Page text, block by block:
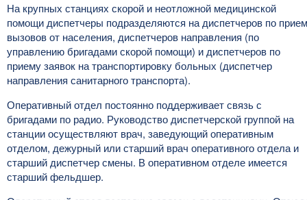
На крупных станциях скорой и неотложной медицинской
помощи диспетчеры подразделяются на диспетчеров по
вызовов от населения, диспетчеров направления (по
управлению бригадами скорой помощи) и диспетчеров по
приему заявок на транспортировку больных (диспетчер
направления санитарного транспорта).
Оперативный отдел постоянно поддерживает связь с
бригадами по радио. Руководство диспетчерской группой на
станции осуществляют врач, заведующий оперативным
отделом, дежурный или старший врач оперативного отдела и
старший диспетчер смены. В оперативном отделе имеется
старший фельдшер.